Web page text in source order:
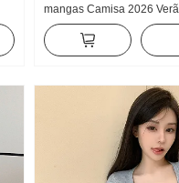
mangas Camisa 2026
Francês Gola V Sem
Cintura ajustada Efeito
Regata